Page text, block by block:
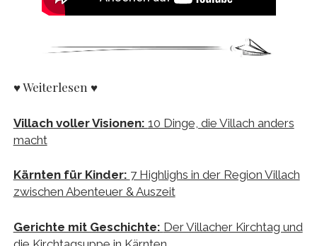
♥ Weiterlesen ♥
Villach voller Visionen: 10 Dinge, die Villach anders
macht
Kärnten für Kinder: 7 Highlighs in der Region Villach
zwischen Abenteuer & Auszeit
Gerichte mit Geschichte: Der Villacher Kirchtag und